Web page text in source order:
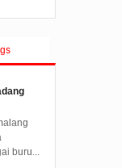
buru...